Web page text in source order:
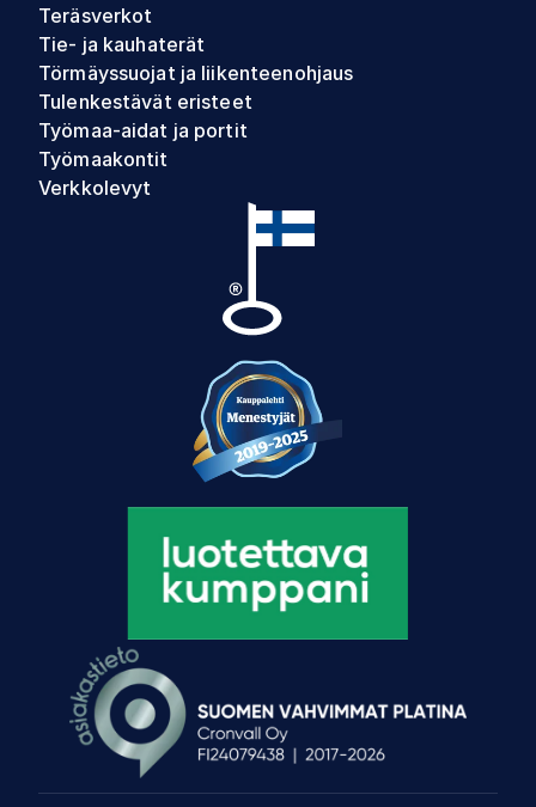
Teräsverkot
Tie- ja kauhaterät
Törmäyssuojat ja liikenteenohjaus
Tulenkestävät eristeet
Työmaa-aidat ja portit
Työmaakontit
Verkkolevyt